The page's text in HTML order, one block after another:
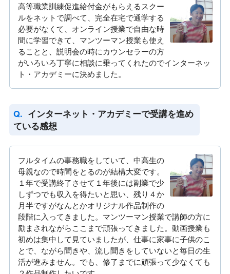
高等職業訓練促進給付金がもらえるスクー
ルをネットで調べて、完全在宅で通学する
必要がなくて、オンライン授業で自由な時
間に学習できて、マンツーマン授業も使え
ることと、説明会の時にカウンセラーの方
がいろいろ丁寧に相談に乗ってくれたのでインターネッ
ト・アカデミーに決めました。
インターネット・アカデミーで受講を進め
ている感想
フルタイムの事務職をしていて、中高生の
母親なので時間をとるのが結構大変です。
１年で受講終了させて１年後には副業で少
しずつでも収入を得たいと思い、残り４か
月半ですがなんとかオリジナル作品制作の
段階に入ってきました。マンツーマン授業で講師の方に
励まされながらここまで頑張ってきました。動画授業も
初めは集中して見ていましたが、仕事に家事に子供のこ
とで、ながら聞きや、流し聞きをしていないと毎日の生
活が進みません。でも、修了までに頑張って少なくても